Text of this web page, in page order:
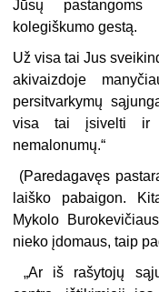
Jūsų
kolegiškumo gestą.
Už visa tai Jus
akivaizdoje
persitvarkymų
visa tai įsivelti ir
nemalonumų.“
(Paredagavęs
laiško pabaigon.
Mykolo
nieko įdomaus, taip
„Ar iš rašytojų